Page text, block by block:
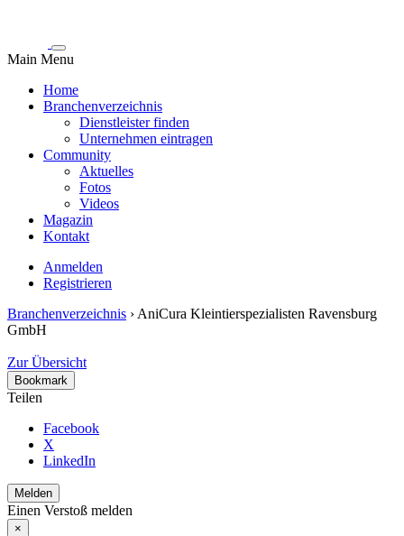
Main Menu
Home
Branchenverzeichnis
Dienstleister finden
Unternehmen eintragen
Community
Aktuelles
Fotos
Videos
Magazin
Kontakt
Anmelden
Registrieren
Branchenverzeichnis › AniCura Kleintierspezialisten Ravensburg
GmbH
Zur Übersicht
Bookmark
Teilen
Facebook
X
LinkedIn
Melden
Einen Verstoß melden
×